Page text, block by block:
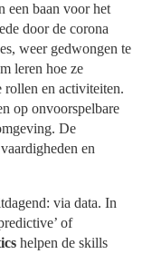
een baan voor het
door de corona
weer gedwongen te
leren hoe ze
rollen en activiteiten.
op onvoorspelbare
De
en
via data. In
of
helpen de skills